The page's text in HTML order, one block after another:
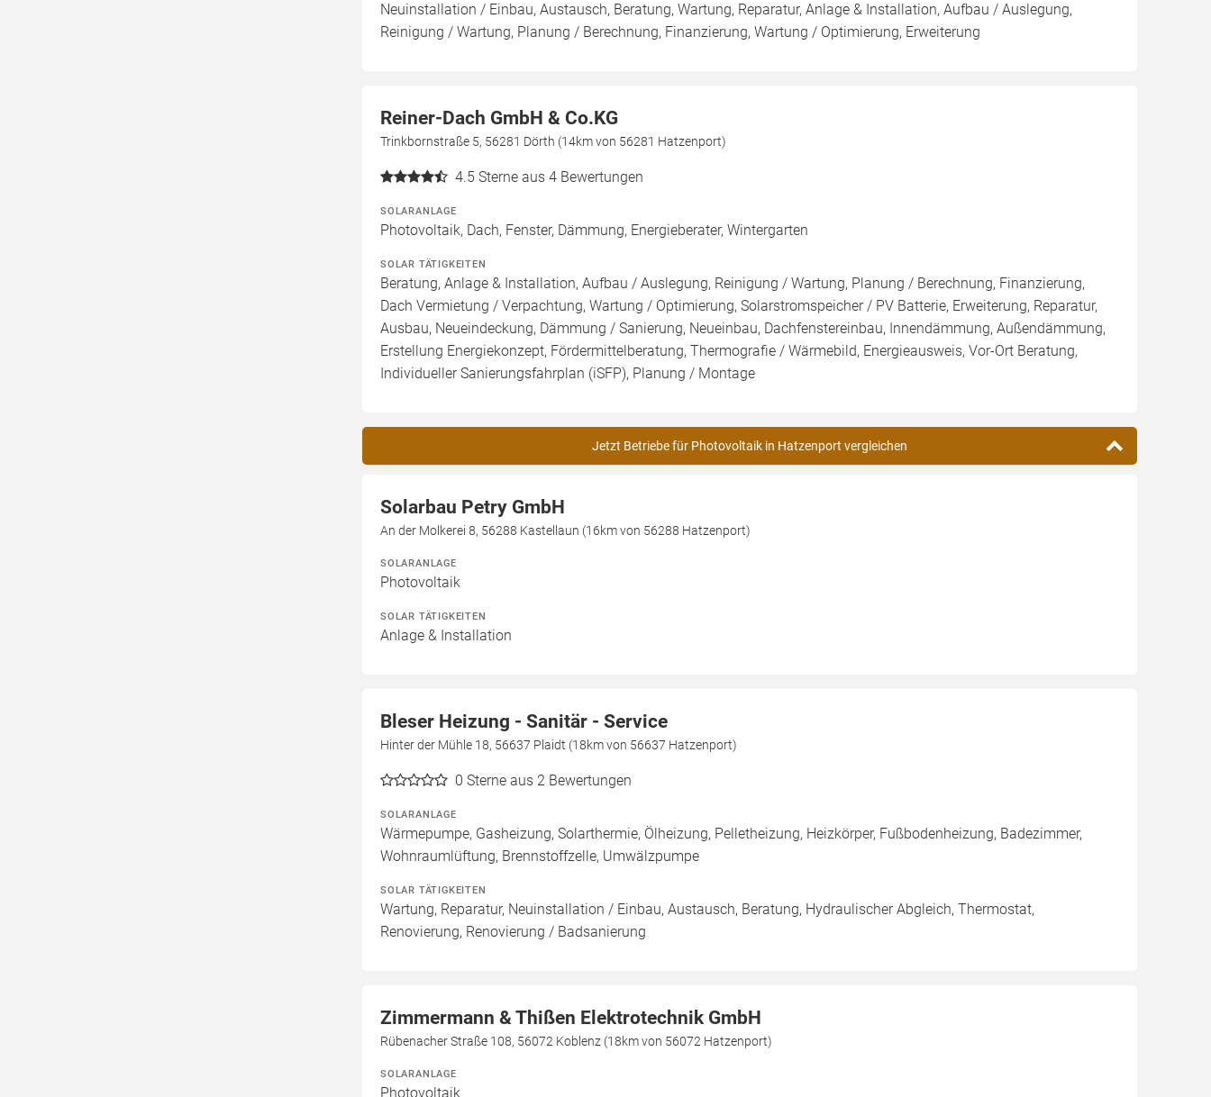
Neuinstallation / Einbau, Austausch, Beratung, Wartung, Reparatur, Anlage & Installation, Aufbau / Auslegung,
Reinigung / Wartung, Planung / Berechnung, Finanzierung, Wartung / Optimierung, Erweiterung
Reiner-Dach GmbH & Co.KG
Trinkbornstraße 5, 56281 Dörth (14km von 56281 Hatzenport)
4.5 Sterne aus 4 Bewertungen
SOLARANLAGE
Photovoltaik, Dach, Fenster, Dämmung, Energieberater, Wintergarten
SOLAR TÄTIGKEITEN
Beratung, Anlage & Installation, Aufbau / Auslegung, Reinigung / Wartung, Planung / Berechnung, Finanzierung,
Dach Vermietung / Verpachtung, Wartung / Optimierung, Solarstromspeicher / PV Batterie, Erweiterung, Reparatur,
Ausbau, Neueindeckung, Dämmung / Sanierung, Neueinbau, Dachfenstereinbau, Innendämmung, Außendämmung,
Erstellung Energiekonzept, Fördermittelberatung, Thermografie / Wärmebild, Energieausweis, Vor-Ort Beratung,
Individueller Sanierungsfahrplan (iSFP), Planung / Montage
Jetzt Betriebe für Photovoltaik in Hatzenport vergleichen
Solarbau Petry GmbH
An der Molkerei 8, 56288 Kastellaun (16km von 56288 Hatzenport)
SOLARANLAGE
Photovoltaik
SOLAR TÄTIGKEITEN
Anlage & Installation
Bleser Heizung - Sanitär - Service
Hinter der Mühle 18, 56637 Plaidt (18km von 56637 Hatzenport)
0 Sterne aus 2 Bewertungen
SOLARANLAGE
Wärmepumpe, Gasheizung, Solarthermie, Ölheizung, Pelletheizung, Heizkörper, Fußbodenheizung, Badezimmer,
Wohnraumlüftung, Brennstoffzelle, Umwälzpumpe
SOLAR TÄTIGKEITEN
Wartung, Reparatur, Neuinstallation / Einbau, Austausch, Beratung, Hydraulischer Abgleich, Thermostat,
Renovierung, Renovierung / Badsanierung
Zimmermann & Thißen Elektrotechnik GmbH
Rübenacher Straße 108, 56072 Koblenz (18km von 56072 Hatzenport)
SOLARANLAGE
Photovoltaik